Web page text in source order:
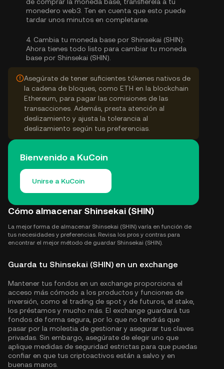
monedero web3. Ten en cuenta que esto puede
tardar unos minutos en completarse.
4. Cambia tu moneda base por Shinsekai (SHIN):
Ahora tienes todo listo para cambiar tu moneda
base por Shinsekai (SHIN).
Asegúrate de tener suficientes tókenes nativos de
la cadena de bloques, como ETH en la blockchain
Ethereum, para pagar las comisiones de las
transacciones. Además, presta atención al
deslizamiento y ajusta la tolerancia al
deslizamiento según tus preferencias.
Bienvenido a KuCoin
Unirse a KuCoin
Cómo almacenar Shinsekai (SHIN)
La mejor forma de almacenar Shinsekai (SHIN) varía en función de
tus necesidades y preferencias. Revisa los pros y contras para
encontrar el mejor método de guardar Shinsekai (SHIN).
Guarda tu Shinsekai (SHIN) en un exchange
Mantener tus fondos en un exchange proporciona el
acceso más cómodo a los productos y funciones de
inversión, como el trading de spot y de futuros, el stake,
los préstamos y mucho más. El exchange guardará tus
fondos de forma segura, por lo que no tendrás que
pasar por la molestia de gestionar y asegurar tus claves
privadas. Sin embargo, asegúrate de elegir uno que
aplique medidas de seguridad estrictas para que puedas
confiar en que tus criptoactivos están a salvo y en
buenas manos.